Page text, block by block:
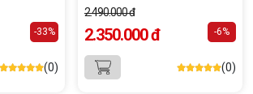
-33%
(0)
2.490.000 đ
2.350.000 đ -6%
(0)